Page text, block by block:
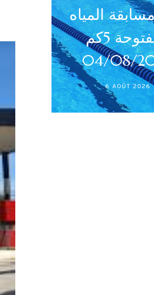
نتائج مسابقة
المفتوحة 5كم
04/08/2026
6 AOÛT 2026